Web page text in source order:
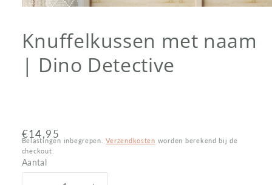
in
modaal
Knuffelkussen met naam
| Dino Detective
Normale
prijs
€14,95
Belastingen inbegrepen.Verzendkosten worden berekend bij de
checkout.
Aantal
Aantal